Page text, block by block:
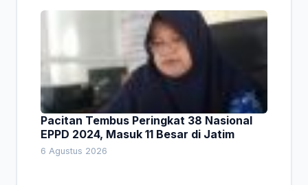
Pacitan Tembus Peringkat 38 Nasional
EPPD 2024, Masuk 11 Besar di Jatim
6 Agustus 2026